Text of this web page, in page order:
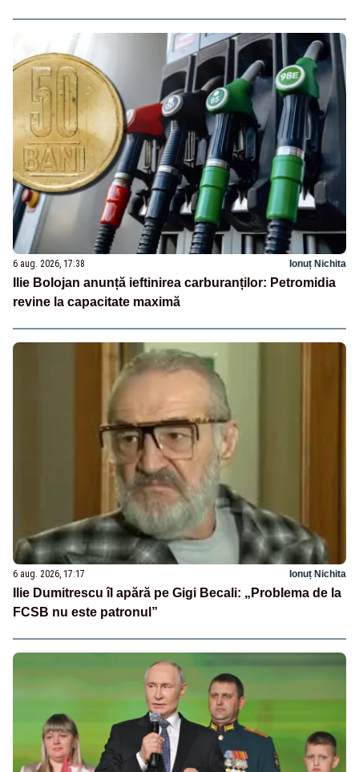
6 aug. 2026, 17:38 Ionuț Nichita
Ilie Bolojan anunță ieftinirea carburanților: Petromidia
revine la capacitate maximă
6 aug. 2026, 17:17 Ionuț Nichita
Ilie Dumitrescu îl apără pe Gigi Becali: „Problema de la
FCSB nu este patronul”